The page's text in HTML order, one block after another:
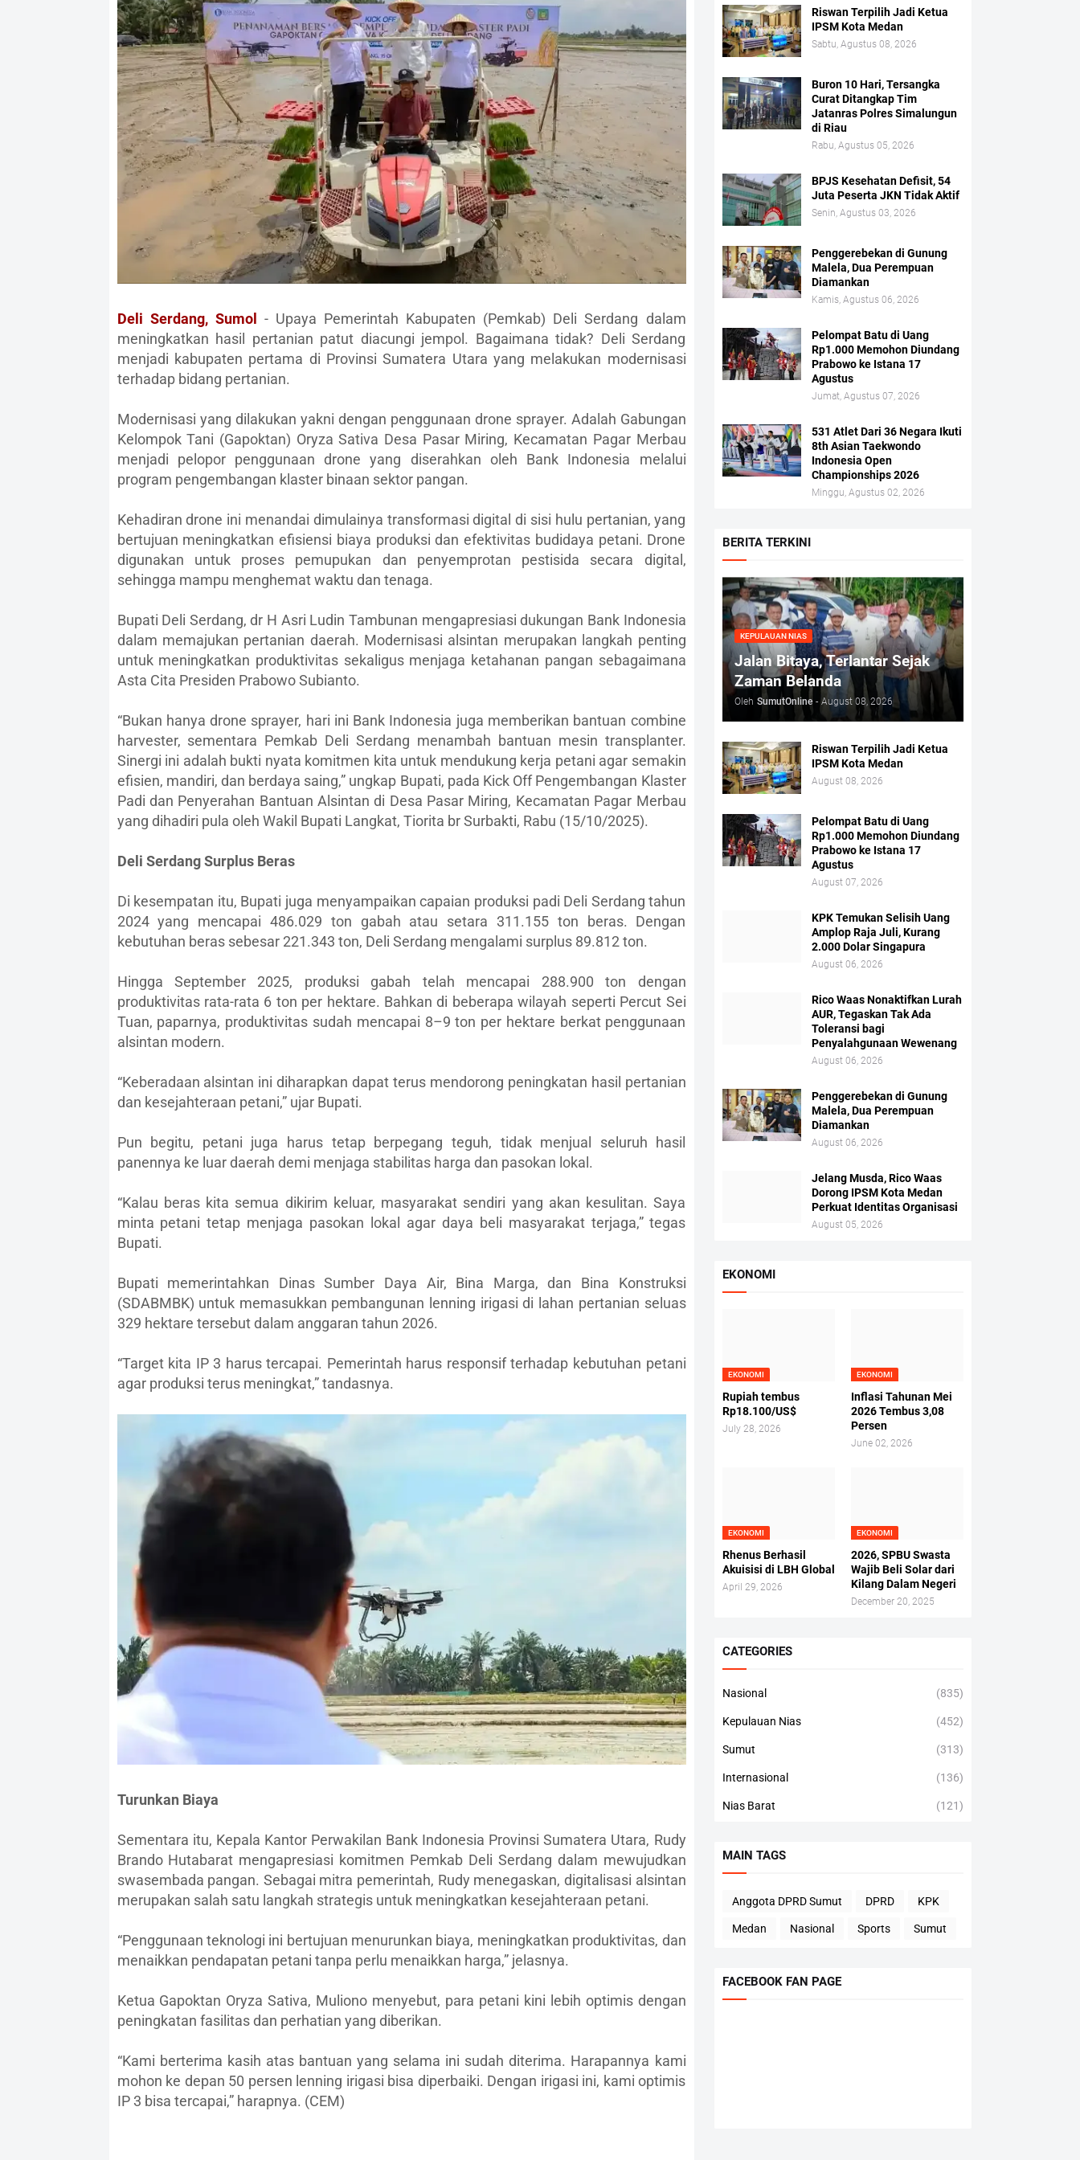
Deli Serdang, Sumol - Upaya Pemerintah Kabupaten (Pemkab) Deli Serdang dalam
meningkatkan hasil pertanian patut diacungi jempol. Bagaimana tidak? Deli Serdang
menjadi kabupaten pertama di Provinsi Sumatera Utara yang melakukan modernisasi
terhadap bidang pertanian.
Modernisasi yang dilakukan yakni dengan penggunaan drone sprayer. Adalah Gabungan
Kelompok Tani (Gapoktan) Oryza Sativa Desa Pasar Miring, Kecamatan Pagar Merbau
menjadi pelopor penggunaan drone yang diserahkan oleh Bank Indonesia melalui
program pengembangan klaster binaan sektor pangan.
Kehadiran drone ini menandai dimulainya transformasi digital di sisi hulu pertanian, yang
bertujuan meningkatkan efisiensi biaya produksi dan efektivitas budidaya petani. Drone
digunakan untuk proses pemupukan dan penyemprotan pestisida secara digital,
sehingga mampu menghemat waktu dan tenaga.
Bupati Deli Serdang, dr H Asri Ludin Tambunan mengapresiasi dukungan Bank Indonesia
dalam memajukan pertanian daerah. Modernisasi alsintan merupakan langkah penting
untuk meningkatkan produktivitas sekaligus menjaga ketahanan pangan sebagaimana
Asta Cita Presiden Prabowo Subianto.
“Bukan hanya drone sprayer, hari ini Bank Indonesia juga memberikan bantuan combine
harvester, sementara Pemkab Deli Serdang menambah bantuan mesin transplanter.
Sinergi ini adalah bukti nyata komitmen kita untuk mendukung kerja petani agar semakin
efisien, mandiri, dan berdaya saing,” ungkap Bupati, pada Kick Off Pengembangan Klaster
Padi dan Penyerahan Bantuan Alsintan di Desa Pasar Miring, Kecamatan Pagar Merbau
yang dihadiri pula oleh Wakil Bupati Langkat, Tiorita br Surbakti, Rabu (15/10/2025).
Deli Serdang Surplus Beras
Di kesempatan itu, Bupati juga menyampaikan capaian produksi padi Deli Serdang tahun
2024 yang mencapai 486.029 ton gabah atau setara 311.155 ton beras. Dengan
kebutuhan beras sebesar 221.343 ton, Deli Serdang mengalami surplus 89.812 ton.
Hingga September 2025, produksi gabah telah mencapai 288.900 ton dengan
produktivitas rata-rata 6 ton per hektare. Bahkan di beberapa wilayah seperti Percut Sei
Tuan, paparnya, produktivitas sudah mencapai 8–9 ton per hektare berkat penggunaan
alsintan modern.
“Keberadaan alsintan ini diharapkan dapat terus mendorong peningkatan hasil pertanian
dan kesejahteraan petani,” ujar Bupati.
Pun begitu, petani juga harus tetap berpegang teguh, tidak menjual seluruh hasil
panennya ke luar daerah demi menjaga stabilitas harga dan pasokan lokal.
“Kalau beras kita semua dikirim keluar, masyarakat sendiri yang akan kesulitan. Saya
minta petani tetap menjaga pasokan lokal agar daya beli masyarakat terjaga,” tegas
Bupati.
Bupati memerintahkan Dinas Sumber Daya Air, Bina Marga, dan Bina Konstruksi
(SDABMBK) untuk memasukkan pembangunan lenning irigasi di lahan pertanian seluas
329 hektare tersebut dalam anggaran tahun 2026.
“Target kita IP 3 harus tercapai. Pemerintah harus responsif terhadap kebutuhan petani
agar produksi terus meningkat,” tandasnya.
Turunkan Biaya
Sementara itu, Kepala Kantor Perwakilan Bank Indonesia Provinsi Sumatera Utara, Rudy
Brando Hutabarat mengapresiasi komitmen Pemkab Deli Serdang dalam mewujudkan
swasembada pangan. Sebagai mitra pemerintah, Rudy menegaskan, digitalisasi alsintan
merupakan salah satu langkah strategis untuk meningkatkan kesejahteraan petani.
“Penggunaan teknologi ini bertujuan menurunkan biaya, meningkatkan produktivitas, dan
menaikkan pendapatan petani tanpa perlu menaikkan harga,” jelasnya.
Ketua Gapoktan Oryza Sativa, Muliono menyebut, para petani kini lebih optimis dengan
peningkatan fasilitas dan perhatian yang diberikan.
“Kami berterima kasih atas bantuan yang selama ini sudah diterima. Harapannya kami
mohon ke depan 50 persen lenning irigasi bisa diperbaiki. Dengan irigasi ini, kami optimis
IP 3 bisa tercapai,” harapnya. (CEM)
Riswan Terpilih Jadi Ketua
IPSM Kota Medan
Sabtu, Agustus 08, 2026
Buron 10 Hari, Tersangka
Curat Ditangkap Tim
Jatanras Polres Simalungun
di Riau
Rabu, Agustus 05, 2026
BPJS Kesehatan Defisit, 54
Juta Peserta JKN Tidak Aktif
Senin, Agustus 03, 2026
Penggerebekan di Gunung
Malela, Dua Perempuan
Diamankan
Kamis, Agustus 06, 2026
Pelompat Batu di Uang
Rp1.000 Memohon Diundang
Prabowo ke Istana 17
Agustus
Jumat, Agustus 07, 2026
531 Atlet Dari 36 Negara Ikuti
8th Asian Taekwondo
Indonesia Open
Championships 2026
Minggu, Agustus 02, 2026
BERITA TERKINI
KEPULAUAN NIAS
Jalan Bitaya, Terlantar Sejak
Zaman Belanda
Oleh SumutOnline - August 08, 2026
Riswan Terpilih Jadi Ketua
IPSM Kota Medan
August 08, 2026
Pelompat Batu di Uang
Rp1.000 Memohon Diundang
Prabowo ke Istana 17
Agustus
August 07, 2026
KPK Temukan Selisih Uang
Amplop Raja Juli, Kurang
2.000 Dolar Singapura
August 06, 2026
Rico Waas Nonaktifkan Lurah
AUR, Tegaskan Tak Ada
Toleransi bagi
Penyalahgunaan Wewenang
August 06, 2026
Penggerebekan di Gunung
Malela, Dua Perempuan
Diamankan
August 06, 2026
Jelang Musda, Rico Waas
Dorong IPSM Kota Medan
Perkuat Identitas Organisasi
August 05, 2026
EKONOMI
EKONOMI
Rupiah tembus
Rp18.100/US$
July 28, 2026
EKONOMI
Inflasi Tahunan Mei
2026 Tembus 3,08
Persen
June 02, 2026
EKONOMI
Rhenus Berhasil
Akuisisi di LBH Global
April 29, 2026
EKONOMI
2026, SPBU Swasta
Wajib Beli Solar dari
Kilang Dalam Negeri
December 20, 2025
CATEGORIES
Nasional (835)
Kepulauan Nias (452)
Sumut (313)
Internasional (136)
Nias Barat (121)
MAIN TAGS
Anggota DPRD Sumut DPRD KPK
Medan Nasional Sports Sumut
FACEBOOK FAN PAGE